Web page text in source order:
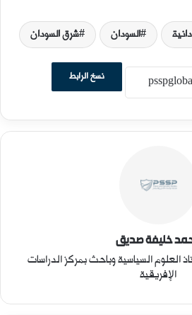
السودان شرق السودان
نسخ الرابط
خليفة صديق
السياسية وباحث بمركز الدراسات
الإفريقية